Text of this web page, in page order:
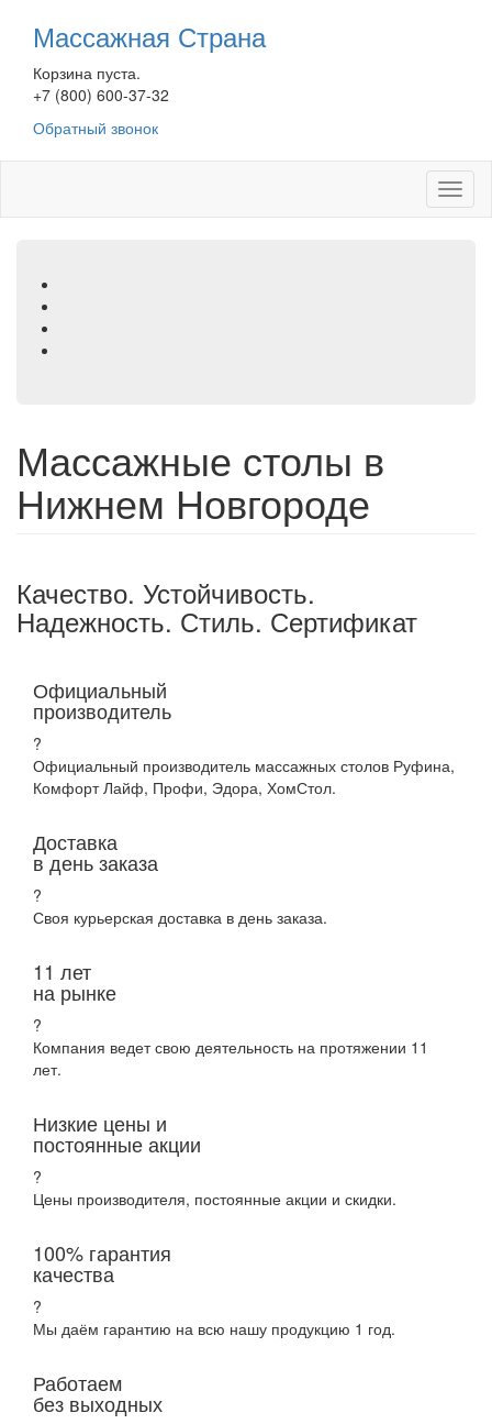
содержанию
Массажная Страна
Корзина пуста.
+7 (800) 600-37-32
Обратный звонок
Массажные столы в
Нижнем Новгороде
Качество. Устойчивость.
Надежность. Стиль. Сертификат
Официальный
производитель
?
Официальный производитель массажных столов Руфина,
Комфорт Лайф, Профи, Эдора, ХомСтол.
Доставка
в день заказа
?
Своя курьерская доставка в день заказа.
11 лет
на рынке
?
Компания ведет свою деятельность на протяжении 11
лет.
Низкие цены и
постоянные акции
?
Цены производителя, постоянные акции и скидки.
100% гарантия
качества
?
Мы даём гарантию на всю нашу продукцию 1 год.
Работаем
без выходных